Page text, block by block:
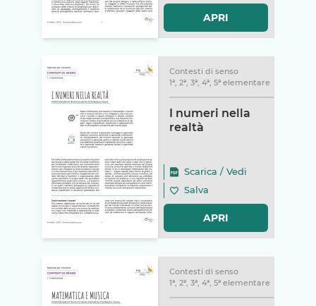
APRI
Contesti di senso
1ª, 2ª, 3ª, 4ª, 5ª elementare
I numeri nella
realtà
Scarica / Vedi
Salva
APRI
Contesti di senso
1ª, 2ª, 3ª, 4ª, 5ª elementare